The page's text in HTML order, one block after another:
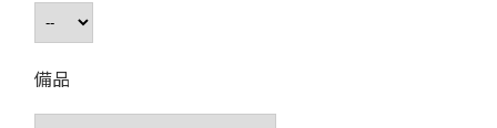
備品